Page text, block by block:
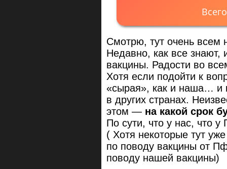
Смотрю, тут очень всем
Недавно, как все знают,
вакцины. Радости во
Хотя если подойти к
«сырая», как и наша… и
в других странах.
этом — на какой срок
По сути, что у нас, что
( Хотя некоторые тут
по поводу вакцины от
поводу нашей вакцины)